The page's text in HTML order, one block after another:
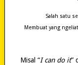
Salah satu
Membuat yang
Misal “I can do it”